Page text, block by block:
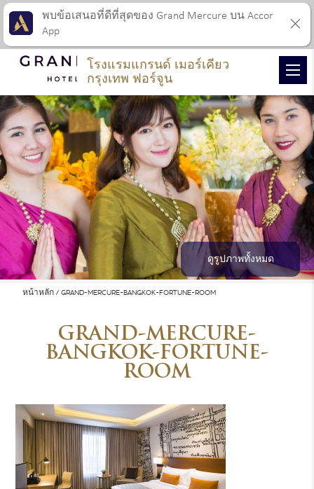
ดูรูปภาพทั้งหมด
หน้าหลัก GRAND-MERCURE-BANGKOK-FORTUNE-ROOM
GRAND-MERCURE-
BANGKOK-FORTUNE-
ROOM
โรงแรมแกรนด์ เมอร์เคียว
กรุงเทพ ฟอร์จูน
พบข้อเสนอที่ดีที่สุดของ Grand Mercure บน Accor
App